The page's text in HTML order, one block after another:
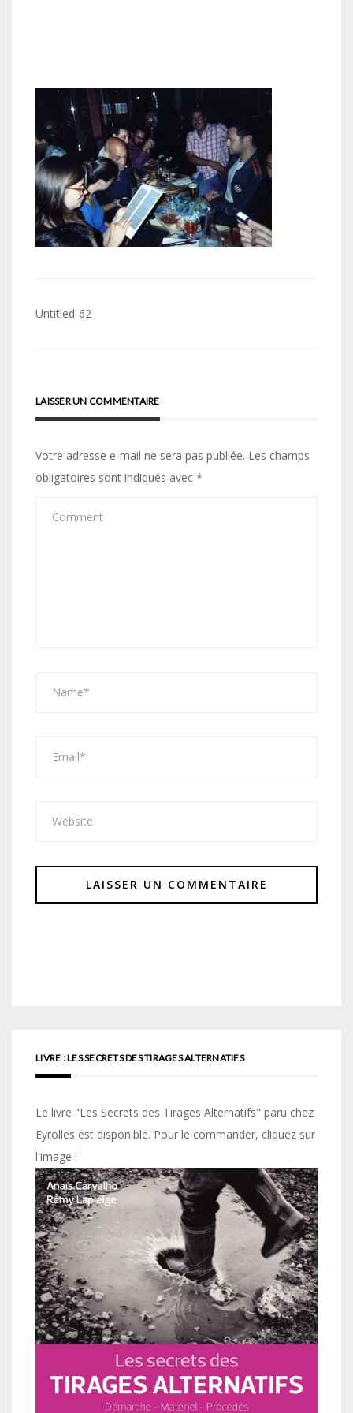
Navigation
Untitled-62
LAISSER UN COMMENTAIRE
Votre adresse e-mail ne sera pas publiée. Les champs
obligatoires sont indiqués avec *
LIVRE : LES SECRETS DES TIRAGES ALTERNATIFS
Le livre "Les Secrets des Tirages Alternatifs" paru chez
Eyrolles est disponible. Pour le commander, cliquez sur
l'image !